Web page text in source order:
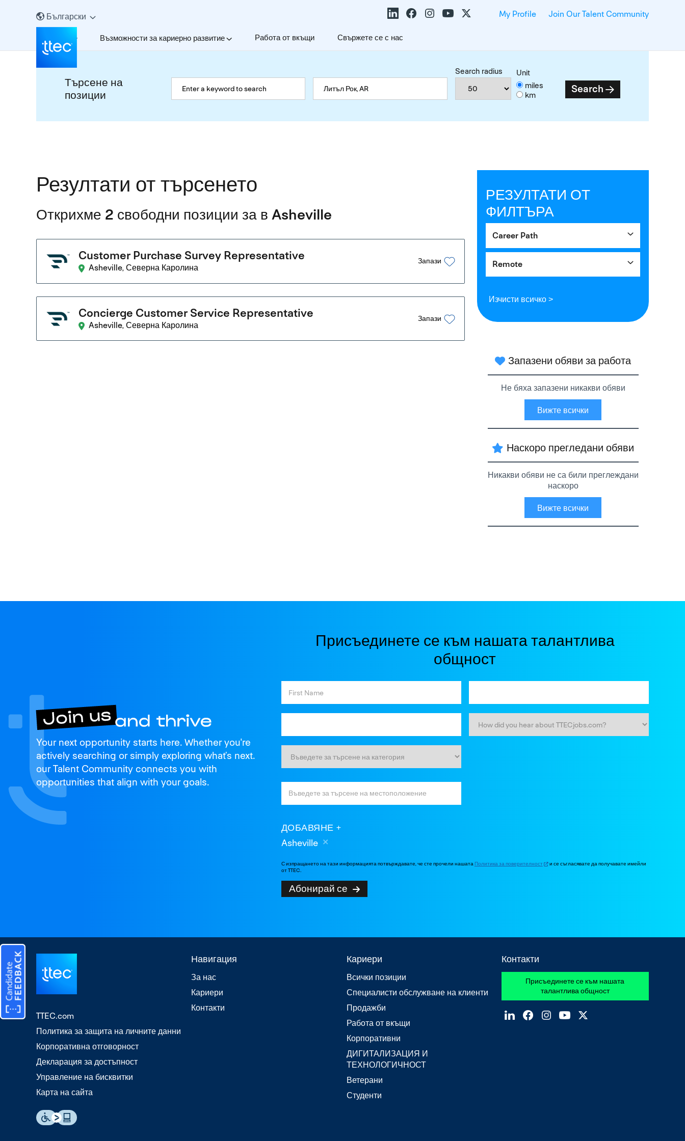
Български My Profile Join Our Talent Community
За нас Възможности за кариерно развитие Работа от вкъщи Свържете се с нас
Търсене на
позиции
Search radius
Unit
miles
km
Search
Резултати от търсенето
Открихме 2 свободни позиции за в Asheville
Customer Purchase Survey Representative
Asheville, Северна Каролина
Запази
Concierge Customer Service Representative
Asheville, Северна Каролина
Запази
РЕЗУЛТАТИ ОТ
ФИЛТЪРА
Career Path
Remote
Изчисти всичко >
Запазени обяви за работа
Не бяха запазени никакви обяви
Вижте всички
Наскоро прегледани обяви
Никакви обяви не са били преглеждани
наскоро
Вижте всички
Join us
and thrive
Your next opportunity starts here. Whether you're
actively searching or simply exploring what’s next.
our Talent Community connects you with
opportunities that align with your goals.
Присъединете се към нашата талантлива
общност
ДОБАВЯНЕ
Asheville
С изпращането на тази информацията потвърждавате, че сте прочели нашата Политика за поверителност
и се съгласявате да получавате имейли
от TTEC.
Абонирай се
TTEC.com
Политика за защита на личните данни
Корпоративна отговорност
Декларация за достъпност
Управление на бисквитки
Карта на сайта
Навигация
За нас
Кариери
Контакти
Кариери
Всички позиции
Специалисти обслужване на клиенти
Продажби
Работа от вкъщи
Корпоративни
ДИГИТАЛИЗАЦИЯ И
ТЕХНОЛОГИЧНОСТ
Ветерани
Студенти
Контакти
Присъединете се към нашата
талантлива общност